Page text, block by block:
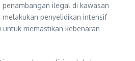
ilegal di kawasan
penyelidikan intensif
memastikan kebenaran